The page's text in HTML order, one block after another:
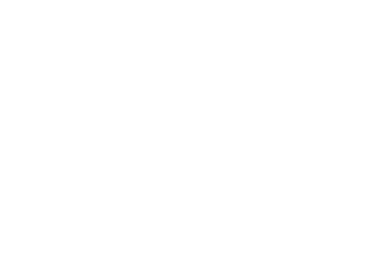
그램 및 준비물)